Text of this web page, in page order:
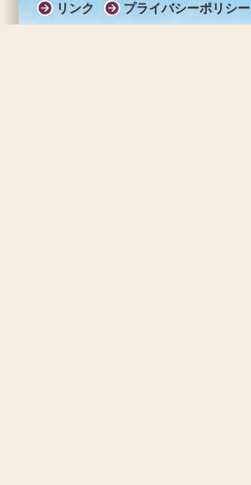
リンク プライバシーポリシー